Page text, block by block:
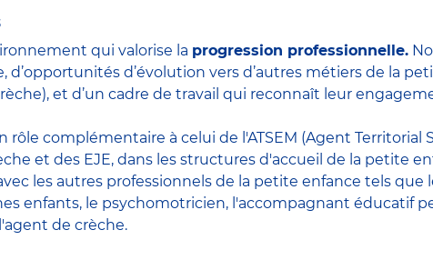
qui valorise la progression professionnelle.
d’évolution vers d’autres métiers de la
et d’un cadre de travail qui reconnaît leur
complémentaire à celui de l'ATSEM (Agent Territorial
et des EJE, dans les structures d'accueil de la petite
les autres professionnels de la petite enfance tels que
enfants, le psychomotricien, l'accompagnant éducatif
l'agent de crèche.